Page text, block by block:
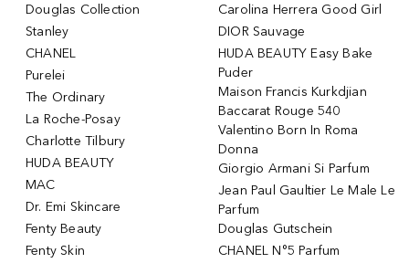
Douglas Collection
Stanley
CHANEL
Purelei
The Ordinary
La Roche-Posay
Charlotte Tilbury
HUDA BEAUTY
MAC
Dr. Emi Skincare
Fenty Beauty
Fenty Skin
Carolina Herrera Good Girl
DIOR Sauvage
HUDA BEAUTY Easy Bake
Puder
Maison Francis Kurkdjian
Baccarat Rouge 540
Valentino Born In Roma
Donna
Giorgio Armani Si Parfum
Jean Paul Gaultier Le Male Le
Parfum
Douglas Gutschein
CHANEL N°5 Parfum